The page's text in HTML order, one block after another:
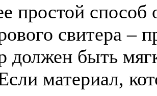
простой способ
свитера –
должен быть
материал,